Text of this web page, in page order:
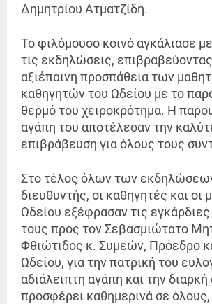
Δημητρίου Ατματζίδη.
Το φιλόμουσο κοινό αγκάλιασε
τις εκδηλώσεις,
αξιέπαινη προσπάθεια των
καθηγητών του Ωδείου με το
θερμό του χειροκρότημα. Η
αγάπη του αποτέλεσαν την
επιβράβευση για όλους τους
Στο τέλος όλων των
διευθυντής, οι καθηγητές και οι
Ωδείου εξέφρασαν τις εγκάρδιες
τους προς τον Σεβασμιώτατο
Φθιώτιδος κ. Συμεών, Πρόεδρο
Ωδείου, για την πατρική του
αδιάλειπτη αγάπη και την
προσφέρει καθημερινά σε